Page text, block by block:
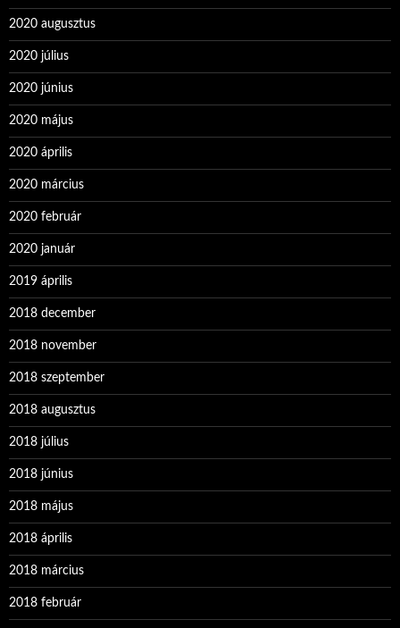
2020 augusztus
2020 július
2020 június
2020 május
2020 április
2020 március
2020 február
2020 január
2019 április
2018 december
2018 november
2018 szeptember
2018 augusztus
2018 július
2018 június
2018 május
2018 április
2018 március
2018 február